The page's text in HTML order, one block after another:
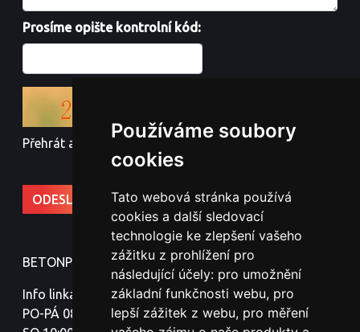
Používáme soubory
cookies
Tato webová stránka používá
cookies a další sledovací
technologie ke zlepšení vašeho
zážitku z prohlížení pro
následující účely: pro umožnění
základní funkčnosti webu, pro
lepší zážitek z webu, pro měření
Prosíme opište kontrolní kód:
Přehrát audio kód
BETONPLOTY - Jindřich Nováček
Info linka:
PO-PÁ 08:00-18:00